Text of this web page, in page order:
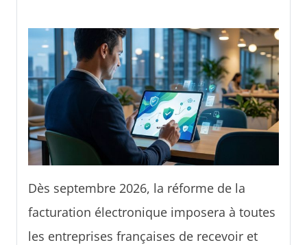
Dès septembre 2026, la réforme de la
facturation électronique imposera à toutes
les entreprises françaises de recevoir et